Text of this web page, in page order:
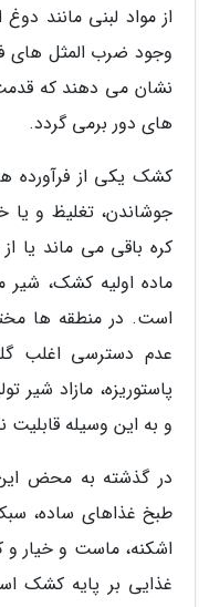
از مواد لبنی مانند
وجود ضرب المثل های
نشان می دهند که
های دور برمی گردد.
کشک یکی از فرآورده
جوشاندن، تغلیظ و
کره باقی می ماند یا
ماده اولیه کشک، شیر
است. در منطقه ها
عدم دسترسی اغلب
پاستوریزه، مازاد
و به این وسیله قابلیت
در گذشته به محض
طبخ غذاهای ساده،
اشکنه، ماست و خیار
غذایی بر پایه کشک